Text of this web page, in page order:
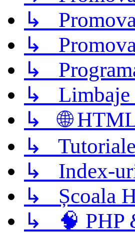
↳
↳
↳
↳ Limbaje
↳ 🌐
↳ Tutoriale
↳ Index-
↳ Școala
↳ 🧠 PHP